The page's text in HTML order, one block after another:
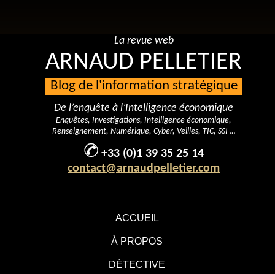
ACCUEIL
À PROPOS
DÉTECTIVE
La revue web
ARNAUD PELLETIER
Blog de l'information stratégique
De l’enquête à l’Intelligence économique
Enquêtes, Investigations, Intelligence économique,
Renseignement, Numérique, Cyber, Veilles, TIC, SSI …
+33 (0)1 39 35 25 14
contact@arnaudpelletier.com